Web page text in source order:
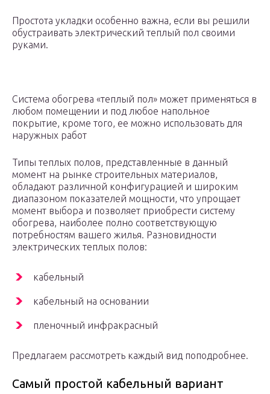
Простота укладки особенно важна, если вы решили
обустраивать электрический теплый пол своими
руками.
Система обогрева «теплый пол» может применяться в
любом помещении и под любое напольное
покрытие, кроме того, ее можно использовать для
наружных работ
Типы теплых полов, представленные в данный
момент на рынке строительных материалов,
обладают различной конфигурацией и широким
диапазоном показателей мощности, что упрощает
момент выбора и позволяет приобрести систему
обогрева, наиболее полно соответствующую
потребностям вашего жилья. Разновидности
электрических теплых полов:
кабельный
кабельный на основании
пленочный инфракрасный
Предлагаем рассмотреть каждый вид поподробнее.
Самый простой кабельный вариант